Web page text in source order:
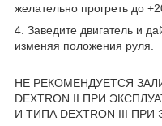
желательно прогреть до
4. Заведите двигатель и
изменяя положения руля.
НЕ РЕКОМЕНДУЕТСЯ
DEXTRON II ПРИ
И ТИПА DEXTRON III